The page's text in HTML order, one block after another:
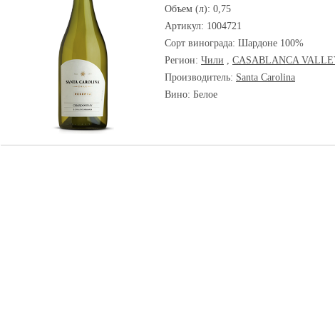
Объем (л): 0,75
Артикул: 1004721
Сорт винограда: Шардоне 100%
Регион: Чили , CASABLANCA
Производитель: Santa Carolina
Вино: Белое